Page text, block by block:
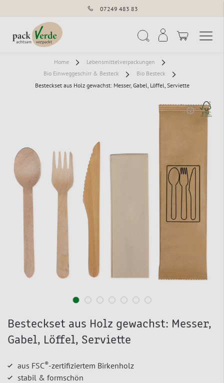
07249 483 83
Home
Lebensmittelverpackungen
Bio Einweggeschirr & Besteck
Bio Besteck
Besteckset aus Holz gewachst: Messer, Gabel, Löffel, Serviette
Besteckset aus Holz gewachst: Messer,
Gabel, Löffel, Serviette
aus FSC®-zertifiziertem Birkenholz
stabil & formschön